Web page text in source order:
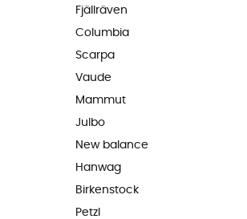
Fjällräven
Columbia
Scarpa
Vaude
Mammut
Julbo
New balance
Hanwag
Birkenstock
Petzl